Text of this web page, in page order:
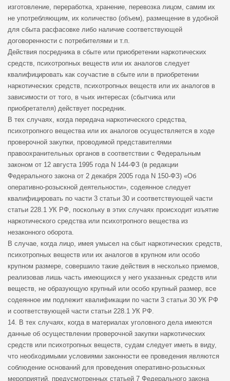
изготовление, переработка, хранение, перевозка лицом, самим их
не употребляющим, их количество (объем), размещение в удобной
для сбыта расфасовке либо наличие соответствующей
договоренности с потребителями и т.п.
Действия посредника в сбыте или приобретении наркотических
средств, психотропных веществ или их аналогов следует
квалифицировать как соучастие в сбыте или в приобретении
наркотических средств, психотропных веществ или их аналогов в
зависимости от того, в чьих интересах (сбытчика или
приобретателя) действует посредник.
В тех случаях, когда передача наркотического средства,
психотропного вещества или их аналогов осуществляется в ходе
проверочной закупки, проводимой представителями
правоохранительных органов в соответствии с Федеральным
законом от 12 августа 1995 года N 144-ФЗ (в редакции
Федерального закона от 2 декабря 2005 года N 150-ФЗ) «Об
оперативно-розыскной деятельности», содеянное следует
квалифицировать по части 3 статьи 30 и соответствующей части
статьи 228.1 УК РФ, поскольку в этих случаях происходит изъятие
наркотического средства или психотропного вещества из
незаконного оборота.
В случае, когда лицо, имея умысел на сбыт наркотических средств,
психотропных веществ или их аналогов в крупном или особо
крупном размере, совершило такие действия в несколько приемов,
реализовав лишь часть имеющихся у него указанных средств или
веществ, не образующую крупный или особо крупный размер, все
содеянное им подлежит квалификации по части 3 статьи 30 УК РФ
и соответствующей части статьи 228.1 УК РФ.
14. В тех случаях, когда в материалах уголовного дела имеются
данные об осуществлении проверочной закупки наркотических
средств или психотропных веществ, судам следует иметь в виду,
что необходимыми условиями законности ее проведения являются
соблюдение оснований для проведения оперативно-розыскных
мероприятий, предусмотренных статьей 7 Федерального закона